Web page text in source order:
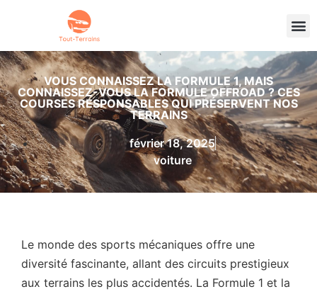
VOUS CONNAISSEZ LA FORMULE 1, MAIS
CONNAISSEZ-VOUS LA FORMULE OFFROAD ? CES
COURSES RESPONSABLES QUI PRÉSERVENT NOS
TERRAINS
février 18, 2025
voiture
Le monde des sports mécaniques offre une
diversité fascinante, allant des circuits prestigieux
aux terrains les plus accidentés. La Formule 1 et la